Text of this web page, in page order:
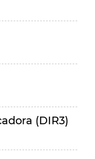
(DIR3)